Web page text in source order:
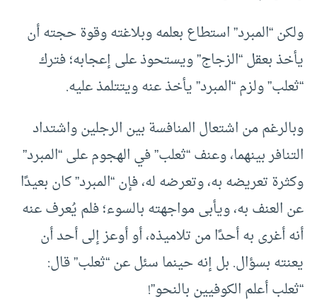
ولكن “المبرد” استطاع بعلمه وبلاغته وقوة حجته أن
يأخذ بعقل “الزجاج” ويستحوذ على إعجابه؛ فترك
“ثعلب” ولزم “المبرد” يأخذ عنه ويتتلمذ عليه.
وبالرغم من اشتعال المنافسة بين الرجلين واشتداد
التنافر بينهما، وعنف “ثعلب” في الهجوم على “المبرد”
وكثرة تعريضه به، وتعرضه له، فإن “المبرد” كان بعيدًا
عن العنف به، ويأبى مواجهته بالسوء؛ فلم يُعرف عنه
أنه أغرى به أحدًا من تلاميذه، أو أوعز إلى أحد أن
يعنته بسؤال. بل إنه حينما سئل عن “ثعلب” قال:
“ثعلب أعلم الكوفيين بالنحو”!